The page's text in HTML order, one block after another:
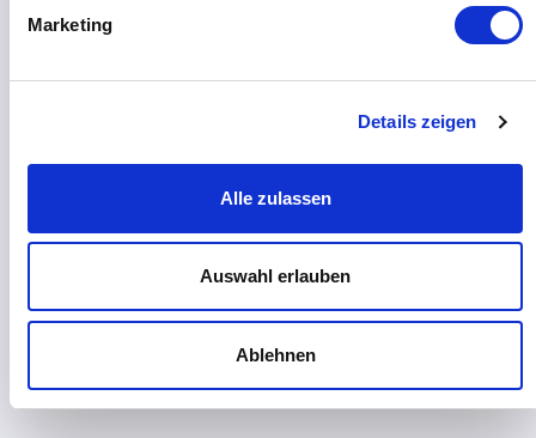
Marketing
Details zeigen
Alle zulassen
Auswahl erlauben
Ablehnen